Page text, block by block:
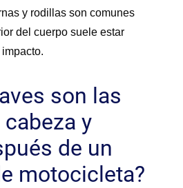
y rodillas son comunes
del cuerpo suele estar
son las
y
de un
motocicleta?